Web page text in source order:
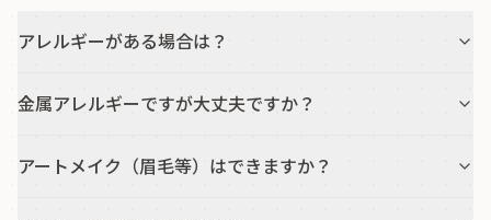
アレルギーがある場合は？
金属アレルギーですが大丈夫ですか？
アートメイク（眉毛等）はできますか？